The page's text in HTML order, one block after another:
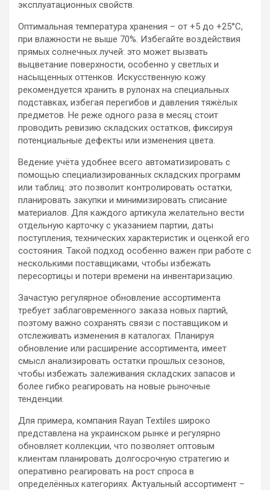
эксплуатационных свойств.
Оптимальная температура хранения – от +5 до +25°C,
при влажности не выше 70%. Избегайте воздействия
прямых солнечных лучей: это может вызвать
выцветание поверхности, особенно у светлых и
насыщенных оттенков. Искусственную кожу
рекомендуется хранить в рулонах на специальных
подставках, избегая перегибов и давления тяжёлых
предметов. Не реже одного раза в месяц стоит
проводить ревизию складских остатков, фиксируя
потенциальные дефекты или изменения цвета.
Ведение учёта удобнее всего автоматизировать с
помощью специализированных складских программ
или таблиц: это позволит контролировать остатки,
планировать закупки и минимизировать списание
материалов. Для каждого артикула желательно вести
отдельную карточку с указанием партии, даты
поступления, технических характеристик и оценкой его
состояния. Такой подход особенно важен при работе с
несколькими поставщиками, чтобы избежать
пересортицы и потери времени на инвентаризацию.
Зачастую регулярное обновление ассортимента
требует заблаговременного заказа новых партий,
поэтому важно сохранять связи с поставщиком и
отслеживать изменения в каталогах. Планируя
обновление или расширение ассортимента, имеет
смысл анализировать остатки прошлых сезонов,
чтобы избежать залеживания складских запасов и
более гибко реагировать на новые рыночные
тенденции.
Для примера, компания Rayan Textiles широко
представлена на украинском рынке и регулярно
обновляет коллекции, что позволяет оптовым
клиентам планировать долгосрочную стратегию и
оперативно реагировать на рост спроса в
определённых категориях. Актуальный ассортимент –